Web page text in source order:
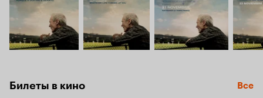
Билеты в кино Все